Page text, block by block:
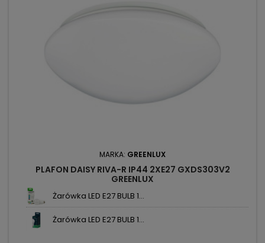
MARKA: GREENLUX
PLAFON DAISY RIVA-R IP44 2XE27 GXDS303V2
GREENLUX
Żarówka LED E27 BULB 1...
Żarówka LED E27 BULB 1...